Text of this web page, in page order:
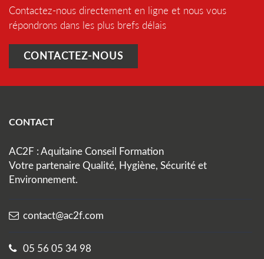
Contactez-nous directement en ligne et nous vous
répondrons dans les plus brefs délais
CONTACTEZ-NOUS
CONTACT
AC2F : Aquitaine Conseil Formation
Votre partenaire Qualité, Hygiène, Sécurité et
Environnement.
contact@ac2f.com
05 56 05 34 98